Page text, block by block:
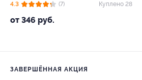
от 346 руб.
4.3 (7) Куплено 28
ЗАВЕРШЁННАЯ АКЦИЯ